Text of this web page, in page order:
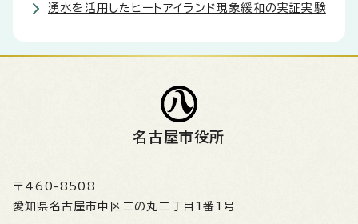
湧水を活用したヒートアイランド現象緩和の実証実験
名古屋市役所
〒460-8508
愛知県名古屋市中区三の丸三丁目1番1号